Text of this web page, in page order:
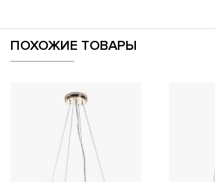
ПОХОЖИЕ ТОВАРЫ